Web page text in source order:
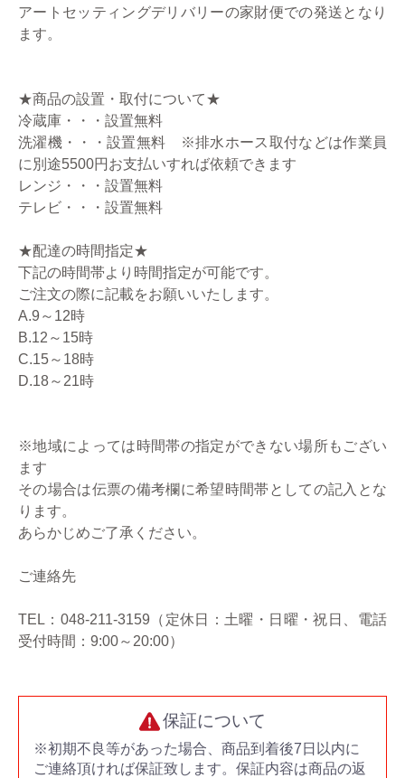
アートセッティングデリバリーの家財便での発送となり
ます。
★商品の設置・取付について★
冷蔵庫・・・設置無料
洗濯機・・・設置無料 ※排水ホース取付などは作業員
に別途5500円お支払いすれば依頼できます
レンジ・・・設置無料
テレビ・・・設置無料
★配達の時間指定★
下記の時間帯より時間指定が可能です。
ご注文の際に記載をお願いいたします。
A.9～12時
B.12～15時
C.15～18時
D.18～21時
※地域によっては時間帯の指定ができない場所もござい
ます
その場合は伝票の備考欄に希望時間帯としての記入とな
ります。
あらかじめご了承ください。
ご連絡先
TEL：048-211-3159（定休日：土曜・日曜・祝日、電話
受付時間：9:00～20:00）
保証について
※初期不良等があった場合、商品到着後7日以内に
ご連絡頂ければ保証致します。保証内容は商品の返